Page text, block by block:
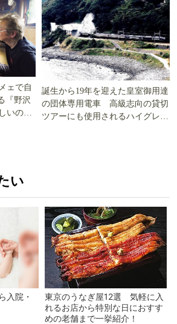
ェで自
『野沢
いの
誕生から19年を迎えた皇室御用達
の団体専用電車 高級志向の貸切
ツアーにも使用されるハイグレー
い
入院・
東京のうなぎ屋12選 気軽に入
れるお店から特別な日におすす
めの老舗まで一挙紹介！